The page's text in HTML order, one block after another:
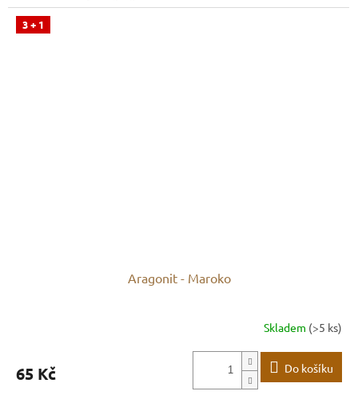
3 + 1
Aragonit - Maroko
Skladem (>5 ks)
65 Kč Do košíku